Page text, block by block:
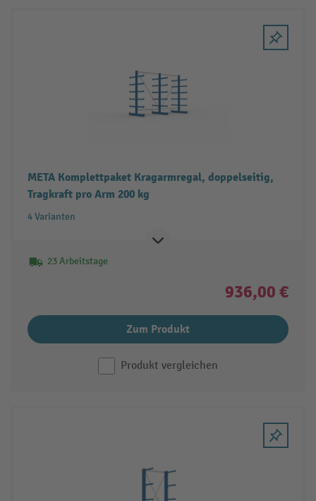
META Komplettpaket Kragarmregal, doppelseitig,
Tragkraft pro Arm 200 kg
4 Varianten
23 Arbeitstage
936,00 €
Zum Produkt
Produkt vergleichen